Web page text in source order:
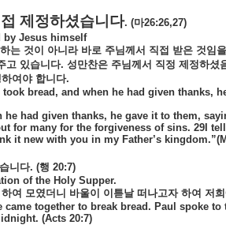
제정하셨습니다. (마26:26,27)
by Jesus himself
는 것이 아니라 바로 주님께서 직접 받은 것임을
고 있습니다. 성만찬은 주님께서 직정 제정하셨
여야 합니다.
bread, and when he had given thanks,
he had given thanks, he gave it to them,
for many for the forgiveness of sins. 29I
it new with you in my Father’s
니다. (행 20:7)
of the Holy Supper.
하여 모였더니 바울이 이튿날 떠나고자 하여 저희
came together to break bread. Paul spoke
(Acts 20:7)